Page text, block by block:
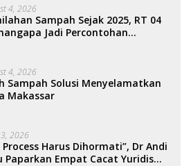
4, 2026
Sampah Sejak 2025, RT 04
Jadi Percontohan
4, 2026
Sampah Solusi Menyelamatkan
Makassar
2026
Process Harus Dihormati”, Dr Andi
Paparkan Empat Cacat Yuridis